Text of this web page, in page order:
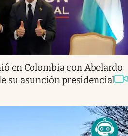
en Colombia con Abelardo
su asunción presidencial